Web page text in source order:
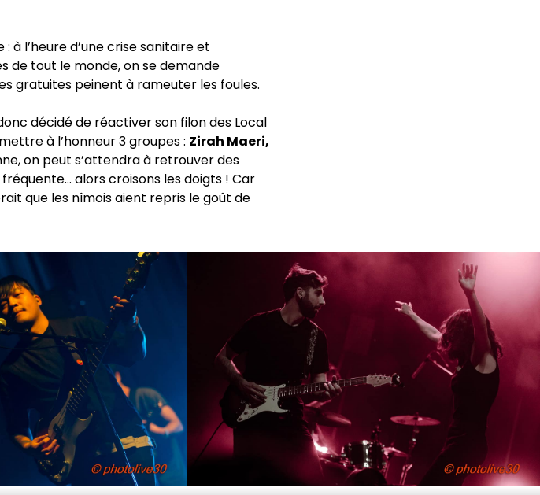
à l’heure d’une crise sanitaire et
de tout le monde, on se demande
gratuites peinent à rameuter les foules.
décidé de réactiver son filon des Local
à l’honneur 3 groupes : Zirah Maeri,
on peut s’attendra à retrouver des
alors croisons les doigts ! Car
que les nîmois aient repris le goût de